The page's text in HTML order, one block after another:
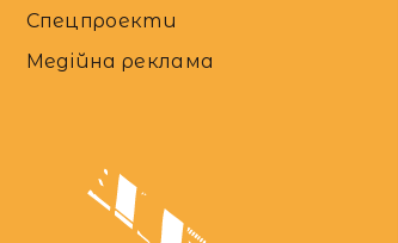
Спецпроекти
Медійна реклама